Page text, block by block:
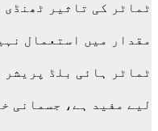
ٹماٹر کی تاثیر ٹھنڈی
مقدار میں استعمال
ٹماٹر ہائی بلڈ
لیے مفید ہے، جسمانی